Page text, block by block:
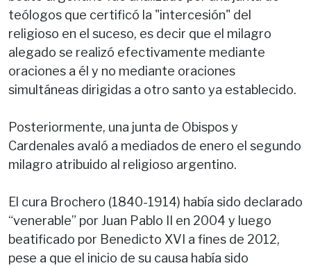
teólogos que certificó la "intercesión" del
religioso en el suceso, es decir que el milagro
alegado se realizó efectivamente mediante
oraciones a él y no mediante oraciones
simultáneas dirigidas a otro santo ya establecido.
Posteriormente, una junta de Obispos y
Cardenales avaló a mediados de enero el segundo
milagro atribuido al religioso argentino.
El cura Brochero (1840-1914) había sido declarado
“venerable” por Juan Pablo II en 2004 y luego
beatificado por Benedicto XVI a fines de 2012,
pese a que el inicio de su causa había sido